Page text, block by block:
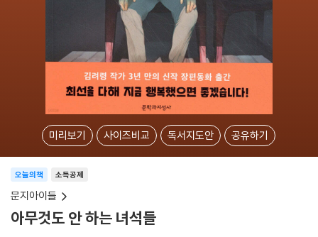
미리보기 사이즈비교 독서지도안 공유하기
소득공제
오늘의책
문지아이들
아무것도 안 하는 녀석들